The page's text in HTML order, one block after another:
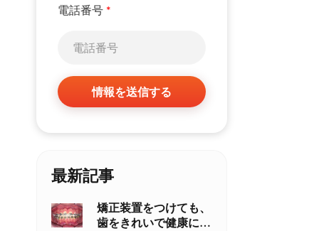
電話番号 *
情報を送信する
最新記事
矯正装置をつけても、
歯をきれいで健康に保